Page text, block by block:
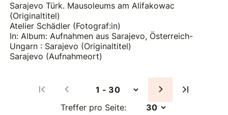
Sarajevo Türk. Mausoleums am Alifakowac
(Originaltitel)
Atelier Schädler (Fotograf:in)
In: Album: Aufnahmen aus Sarajevo, Österreich-
Ungarn : Sarajevo (Originaltitel)
Sarajevo (Aufnahmeort)
Treffer pro Seite: